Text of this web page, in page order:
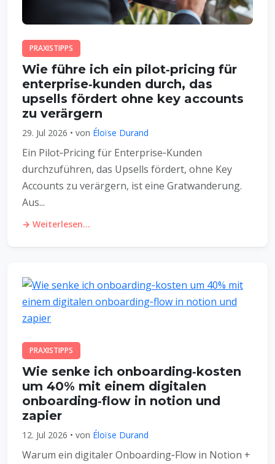
PRAXISTIPPS
Wie führe ich ein pilot‑pricing für
enterprise‑kunden durch, das
upsells fördert ohne key accounts
zu verärgern
29. Jul 2026 • von Éloïse Durand
Ein Pilot‑Pricing für Enterprise‑Kunden
durchzuführen, das Upsells fördert, ohne Key
Accounts zu verärgern, ist eine Gratwanderung.
Aus...
→ Weiterlesen...
PRAXISTIPPS
Wie senke ich onboarding‑kosten
um 40% mit einem digitalen
onboarding‑flow in notion und
zapier
12. Jul 2026 • von Éloïse Durand
Warum ein digitaler Onboarding‑Flow in Notion +